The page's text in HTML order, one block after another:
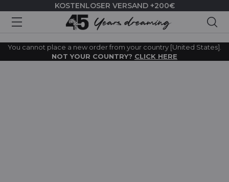
KOSTENLOSER VERSAND +200€
You cannot place a new order from your country [United States].
NOT YOUR COUNTRY? CLICK HERE